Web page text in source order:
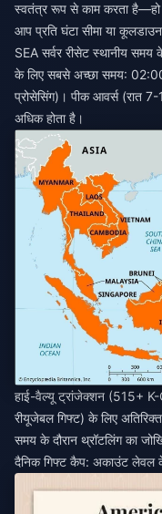
स्वतंत्र रूप से काम करता है—हो
आप प्रति घंटा सीमा या
SEA सर्वर रीसेट स्थानीय
के लिए सबसे अच्छा समय:
प्रोसेसिंग)। पीक आवर्स (रात
अधिक होता है।
हाई-वैल्यू ट्रांजेक्शन (515+ K-
रीयूजेबल गिफ्ट) के लिए
समय के दौरान थ्रॉटलिंग का
दैनिक गिफ्ट कैप: अकाउंट लेवल